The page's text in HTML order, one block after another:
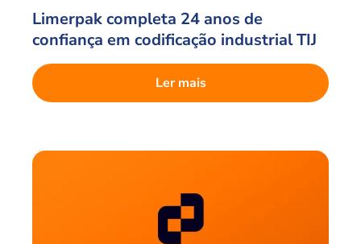
Limerpak completa 24 anos de
confiança em codificação industrial TIJ
Ler mais